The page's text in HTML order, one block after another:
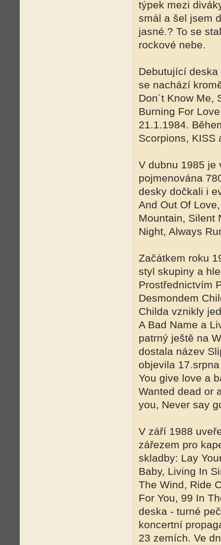
týpek mezi
smál a šel jsem
jasné.? To se
rockové nebe.
Debutující
se nachází
Don´t Know Me,
Burning For
21.1.1984.
Scorpions, KISS
V dubnu 1985 je
pojmenována
desky dočkali i
And Out Of
Mountain, Silent
Night, Always
Začátkem roku
styl skupiny a
Prostřednictvím
Desmondem
Childa vznikly
A Bad Name a
patrný ještě na
dostala název
objevila
You give love a
Wanted dead or
you, Never say
V září 1988
zářezem pro
skladby: Lay
Baby, Living In
The Wind, Ride
For You, 99 In
deska - turné
koncertní
23 zemích. Ve